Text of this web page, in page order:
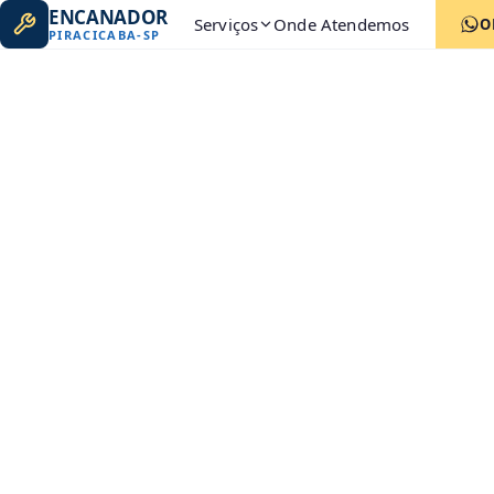
ENCANADOR
PIRACICABA-SP Serviços Onde Atendemos